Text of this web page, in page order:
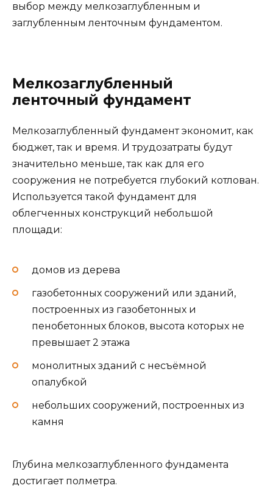
выбор между мелкозаглубленным и
заглубленным ленточным фундаментом.
Мелкозаглубленный
ленточный фундамент
Мелкозаглубленный фундамент экономит, как
бюджет, так и время. И трудозатраты будут
значительно меньше, так как для его
сооружения не потребуется глубокий котлован.
Используется такой фундамент для
облегченных конструкций небольшой
площади:
домов из дерева
газобетонных сооружений или зданий,
построенных из газобетонных и
пенобетонных блоков, высота которых не
превышает 2 этажа
монолитных зданий с несъёмной
опалубкой
небольших сооружений, построенных из
камня
Глубина мелкозаглубленного фундамента
достигает полметра.